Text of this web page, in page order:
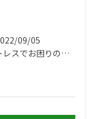
09/05
ストレスでお困りの方は伊丹市の鍼灸治療院からだ工房ZEROへ